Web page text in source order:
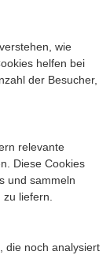
wie
helfen bei
der Besucher,
relevante
Diese Cookies
und sammeln
zu liefern.
die noch analysiert